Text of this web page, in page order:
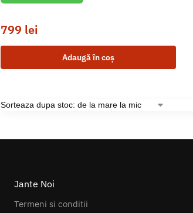
799 lei
Adaugă în coș
Jante Noi
Termeni si conditii